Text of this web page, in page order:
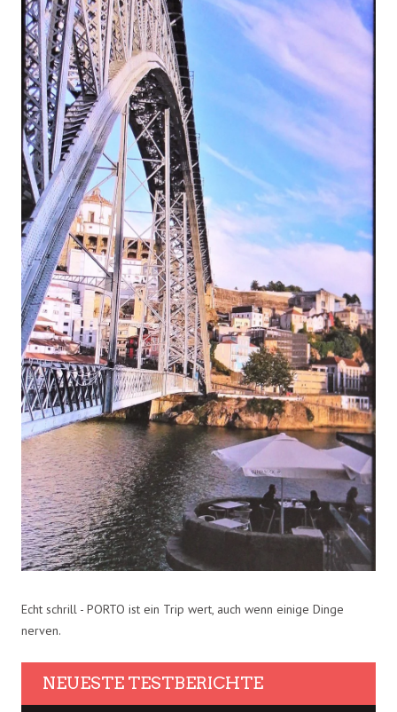
Echt schrill - PORTO ist ein Trip wert, auch wenn einige Dinge
nerven.
NEUESTE TESTBERICHTE